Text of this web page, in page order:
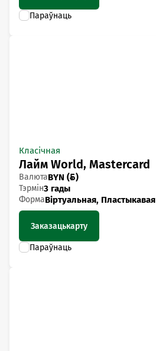
Класічная
Лайм World, Mastercard
ВалютаBYN ()
Тэрмін3 гады
ФормаВіртуальная, Пластыкавая
Заказацькарту